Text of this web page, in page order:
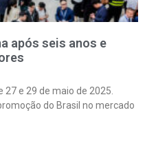
após seis anos e
e 29 de maio de 2025.
do Brasil no mercado